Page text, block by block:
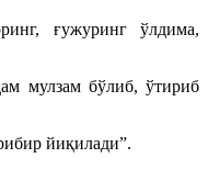
ғужуринг ўлдима,
мулзам бўлиб, ўтириб
йиқилади”.